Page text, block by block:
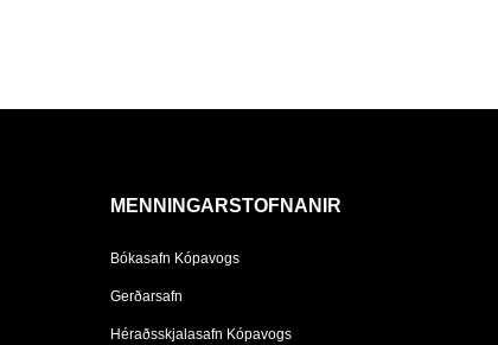
MENNINGARSTOFNANIR
Bókasafn Kópavogs
Gerðarsafn
Héraðsskjalasafn Kópavogs